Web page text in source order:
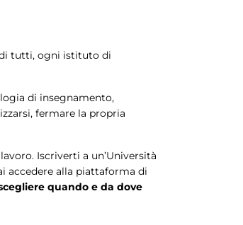
tutti, ogni istituto di
di insegnamento,
fermare la propria
Iscriverti a un’Università
accedere alla piattaforma di
quando e da dove